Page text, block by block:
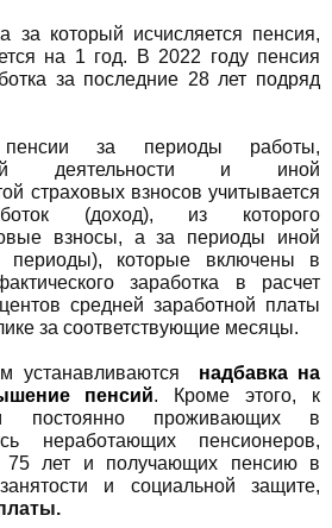
за который исчисляется пенсия,
на 1 год. В 2022 году пенсия
за последние 28 лет подряд
за периоды работы,
деятельности и иной
страховых взносов учитывается
(доход), из которого
взносы, а за периоды иной
периоды), которые включены в
заработка в расчет
средней заработной платы
за соответствующие месяцы.
устанавливаются надбавка на
пенсий. Кроме этого, к
постоянно проживающих в
неработающих пенсионеров,
75 лет и получающих пенсию в
и социальной защите,